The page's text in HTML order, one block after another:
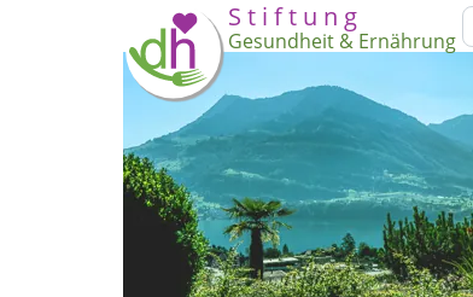
S t i f t u n g
Gesundheit & Ernährung